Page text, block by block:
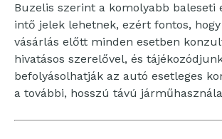
Buzelis szerint a komolyabb baleseti
intő jelek lehetnek, ezért fontos,
vásárlás előtt minden esetben
hivatásos szerelővel, és
befolyásolhatják az autó esetleges
a további, hosszú távú